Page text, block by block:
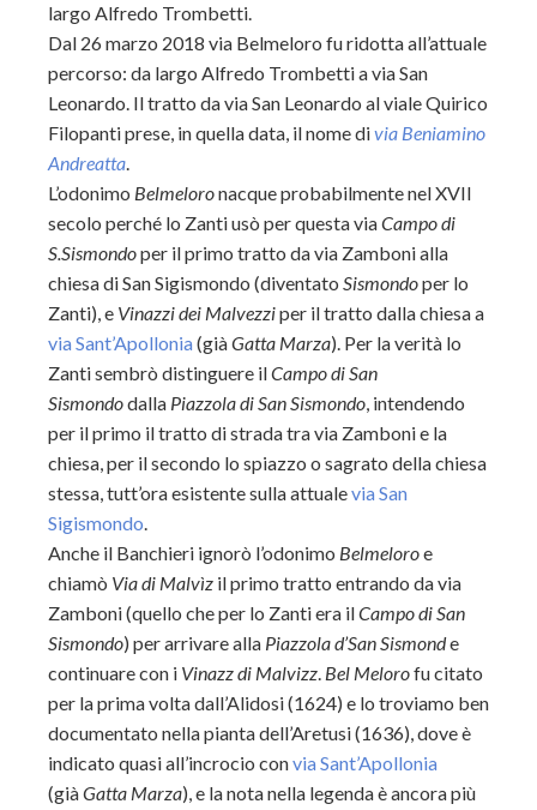
largo Alfredo Trombetti.
Dal 26 marzo 2018 via Belmeloro fu ridotta all’attuale
percorso: da largo Alfredo Trombetti a via San
Leonardo. Il tratto da via San Leonardo al viale Quirico
Filopanti prese, in quella data, il nome divia Beniamino
Andreatta.
L’odonimo Belmeloronacque probabilmente nel XVII
secolo perché lo Zanti usò per questa viaCampo di
S.Sismondoper il primo tratto da via Zamboni alla
chiesa di San Sigismondo (diventato Sismondoper lo
Zanti), e Vinazzi dei Malvezziper il tratto dalla chiesa a
via Sant’Apollonia(giàGatta Marza). Per la verità lo
Zanti sembrò distinguere ilCampo di San
Sismondodalla Piazzola di San Sismondo, intendendo
per il primo il tratto di strada tra via Zamboni e la
chiesa, per il secondo lo spiazzo o sagrato della chiesa
stessa, tutt’ora esistente sulla attualevia San
Sigismondo.
Anche il Banchieri ignorò l’odonimo Belmeloroe
chiamò Via di Malvìz il primo tratto entrando da via
Zamboni (quello che per lo Zanti era ilCampo di San
Sismondo) per arrivare alla Piazzola d’San Sismonde
continuare con i Vinazz di Malvizz. Bel Melorofu citato
per la prima volta dall’Alidosi (1624) e lo troviamo ben
documentato nellapianta dell’Aretusi (1636), dove è
indicato quasi all’incrocio convia Sant’Apollonia
(giàGatta Marza), e la nota nella legenda è ancora più